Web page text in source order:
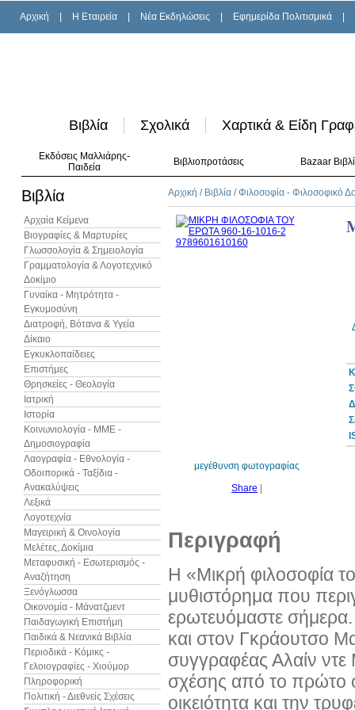
Αρχική H Εταιρεία Νέα Εκδηλώσεις Εφημερίδα Πολιτισμικά
Βιβλία Σχολικά Χαρτικά & Είδη
Εκδόσεις Μαλλιάρης-
Παιδεία
Βιβλιοπροτάσεις Bazaar
Βιβλία
Αρχαία Κείμενα
Βιογραφίες & Μαρτυρίες
Γλωσσολογία & Σημειολογία
Γραμματολογία & Λογοτεχνικό
Δοκίμιο
Γυναίκα - Μητρότητα -
Εγκυμοσύνη
Διατροφή, Βότανα & Υγεία
Δίκαιο
Εγκυκλοπαίδειες
Επιστήμες
Θρησκείες - Θεολογία
Ιατρική
Ιστορία
Κοινωνιολογία - ΜΜΕ -
Δημοσιογραφία
Λαογραφία - Εθνολογία -
Οδοιπορικά - Ταξίδια -
Ανακαλύψεις
Λεξικά
Λογοτεχνία
Μαγειρική & Οινολογία
Μελέτες, Δοκίμια
Μεταφυσική - Εσωτερισμός -
Αναζήτηση
Ξενόγλωσσα
Οικονομία - Μάνατζμεντ
Παιδαγωγική Επιστήμη
Παιδικά & Νεανικά Βιβλία
Περιοδικά - Κόμικς -
Γελοιογραφίες - Χιούμορ
Πληροφορική
Πολιτική - Διεθνείς Σχέσεις
Αρχική / Βιβλία /Φιλοσοφία - Φιλοσοφικό
μεγέθυνση φωτογραφίας
Share
Περιγραφή
H «Μικρή φιλοσοφία
μυθιστόρημα που
ερωτευόμαστε σήμερα.
και στον Γκράουτσο
συγγραφέας Αλαίν ντε
σχέσης από το πρώτο
οικειότητα και την